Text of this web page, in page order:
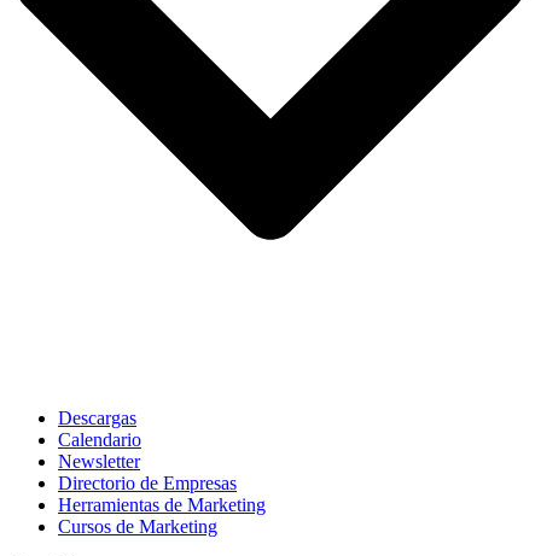
Descargas
Calendario
Newsletter
Directorio de Empresas
Herramientas de Marketing
Cursos de Marketing